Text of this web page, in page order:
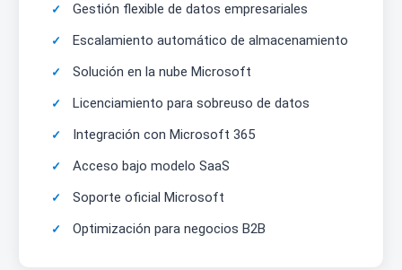
Gestión flexible de datos empresariales
Escalamiento automático de almacenamiento
Solución en la nube Microsoft
Licenciamiento para sobreuso de datos
Integración con Microsoft 365
Acceso bajo modelo SaaS
Soporte oficial Microsoft
Optimización para negocios B2B